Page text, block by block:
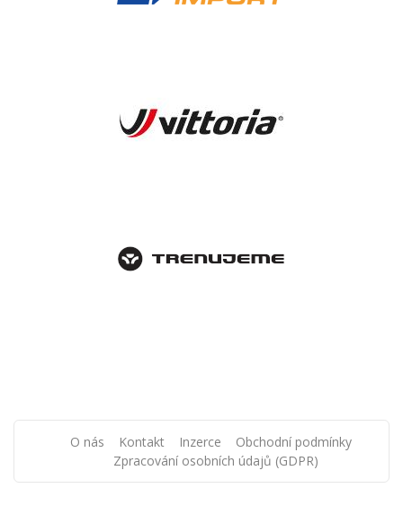
O nás Kontakt Inzerce
Obchodní podmínky
Zpracování osobních údajů (GDPR)